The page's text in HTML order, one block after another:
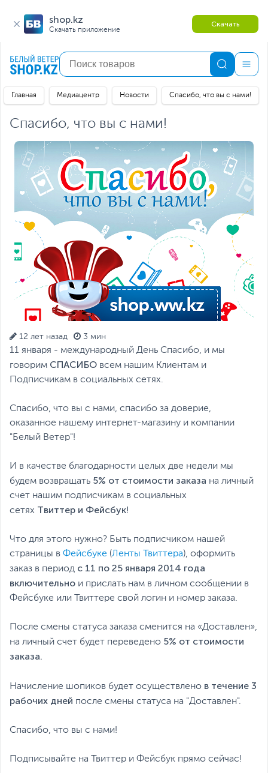
shop.kz
Скачать приложение
Скачать
Главная Медиацентр Новости Спасибо, что вы с нами!
Спасибо, что вы с нами!
12 лет назад 3 мин
11 января - международный День Спасибо, и мы
говорим СПАСИБО всем нашим Клиентам и
Подписчикам в социальных сетях.
Спасибо, что вы с нами, спасибо за доверие,
оказанное нашему интернет-магазину и компании
"Белый Ветер"!
И в качестве благодарности целых две недели мы
будем возвращать 5% от стоимости заказа на личный
счет нашим подписчикам в социальных
сетях Твиттер и Фейсбук!
Что для этого нужно? Быть подписчиком нашей
страницы в Фейсбуке (Ленты Твиттера), оформить
заказ в период с 11 по 25 января 2014 года
включительно и прислать нам в личном сообщении в
Фейсбуке или Твиттере свой логин и номер заказа.
После смены статуса заказа сменится на «Доставлен»,
на личный счет будет переведено 5% от стоимости
заказа.
Начисление шопиков будет осуществлено в течение 3
рабочих дней после смены статуса на "Доставлен".
Спасибо, что вы с нами!
Подписывайте на Твиттер и Фейсбук прямо сейчас!